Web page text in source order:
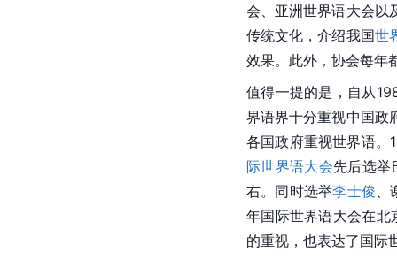
会、亚洲世界语大会以
传统文化，介绍我国世
效果。此外，协会每年
值得一提的是，自从
界语界十分重视中国政
各国政府重视世界语
际世界语大会先后选举
右。同时选举李士俊
年国际世界语大会在
的重视，也表达了国际